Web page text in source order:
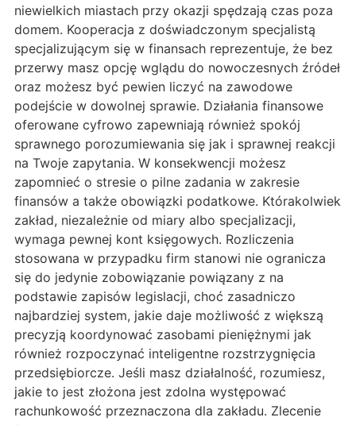
niewielkich miastach przy okazji spędzają czas poza
domem. Kooperacja z doświadczonym specjalistą
specjalizującym się w finansach reprezentuje, że bez
przerwy masz opcję wglądu do nowoczesnych źródeł
oraz możesz być pewien liczyć na zawodowe
podejście w dowolnej sprawie. Działania finansowe
oferowane cyfrowo zapewniają również spokój
sprawnego porozumiewania się jak i sprawnej reakcji
na Twoje zapytania. W konsekwencji możesz
zapomnieć o stresie o pilne zadania w zakresie
finansów a także obowiązki podatkowe. Którakolwiek
zakład, niezależnie od miary albo specjalizacji,
wymaga pewnej kont księgowych. Rozliczenia
stosowana w przypadku firm stanowi nie ogranicza
się do jedynie zobowiązanie powiązany z na
podstawie zapisów legislacji, choć zasadniczo
najbardziej system, jakie daje możliwość z większą
precyzją koordynować zasobami pieniężnymi jak
również rozpoczynać inteligentne rozstrzygnięcia
przedsiębiorcze. Jeśli masz działalność, rozumiesz,
jakie to jest złożona jest zdolna występować
rachunkowość przeznaczona dla zakładu. Zlecenie